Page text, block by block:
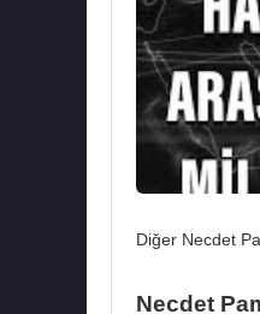
Diğer Necdet
Necdet